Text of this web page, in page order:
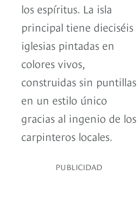
los espíritus. La isla
principal tiene dieciséis
iglesias pintadas en
colores vivos,
construidas sin puntillas
en un estilo único
gracias al ingenio de los
carpinteros locales.
PUBLICIDAD